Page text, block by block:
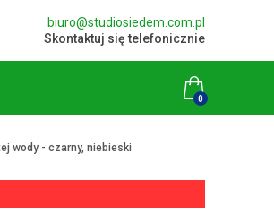
biuro@studiosiedem.com.pl
Skontaktuj się telefonicznie
0
wody - czarny, niebieski